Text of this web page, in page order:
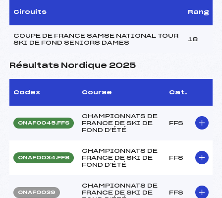
Circuits Rang
COUPE DE FRANCE SAMSE NATIONAL TOUR
SKI DE FOND SENIORS DAMES
18
Résultats Nordique 2025
Codex Course Cat.
ONAF0045.FFS
CHAMPIONNATS DE
FRANCE DE SKI DE
FOND D'ÉTÉ
FFS
ONAF0034.FFS
CHAMPIONNATS DE
FRANCE DE SKI DE
FOND D'ÉTÉ
FFS
ONAF0039
CHAMPIONNATS DE
FRANCE DE SKI DE
FFS